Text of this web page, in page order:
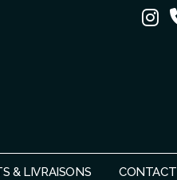
& LIVRAISONS CONTACT